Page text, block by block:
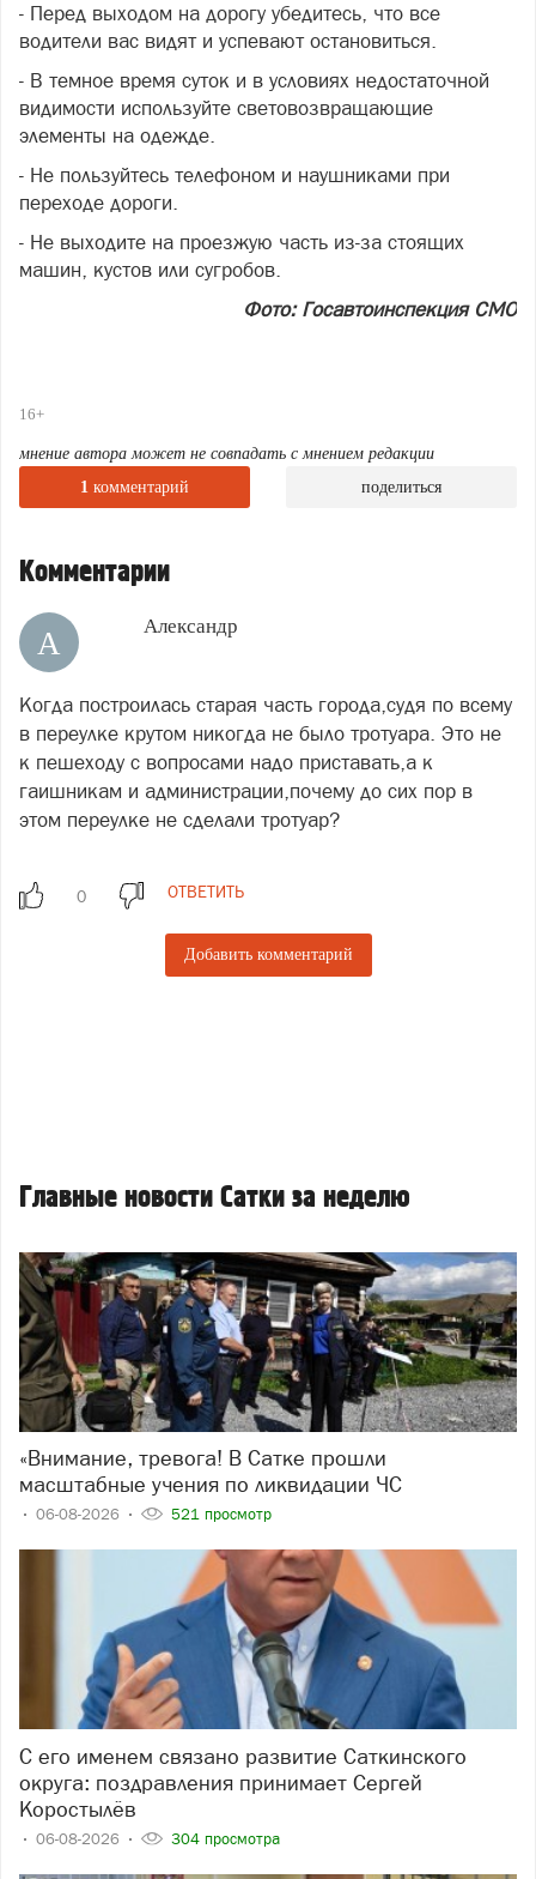
- Перед выходом на дорогу убедитесь, что все
водители вас видят и успевают остановиться.
- В темное время суток и в условиях недостаточной
видимости используйте световозвращающие
элементы на одежде.
- Не пользуйтесь телефоном и наушниками при
переходе дороги.
- Не выходите на проезжую часть из-за стоящих
машин, кустов или сугробов.
Фото: Госавтоинспекция СМО
16+
мнение автора может не совпадать с мнением редакции
1 комментарий поделиться
Комментарии
А Александр
Когда построилась старая часть города,судя по всему
в переулке крутом никогда не было тротуара. Это не
к пешеходу с вопросами надо приставать,а к
гаишникам и администрации,почему до сих пор в
этом переулке не сделали тротуар?
ОТВЕТИТЬ
Добавить комментарий
Главные новости Сатки за неделю
«Внимание, тревога! В Сатке прошли
масштабные учения по ликвидации ЧС
06-08-2026 521 просмотр
С его именем связано развитие Саткинского
округа: поздравления принимает Сергей
Коростылёв
06-08-2026 304 просмотра